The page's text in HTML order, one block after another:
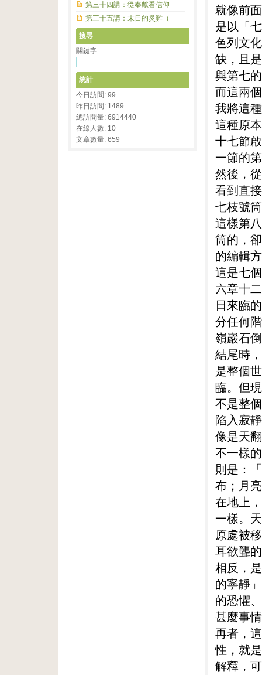
就像前
是以「
色列文
缺，且
與第七
而這兩
我將這
這種原
十七節
一節的
然後，
看到直
七枝號
這樣第
筒的，
的編輯
這是七
六章十
日來臨
分任何
嶺巖石
結尾時
是整個
臨。但
不是整
陷入寂
像是天
不一樣
則是：
布；月
在地上
一樣。
原處被
耳欲聾
相反，
的寧靜
的恐懼
甚麼事
再者，
性，就
解釋，
第三十四講：從奉獻看信仰
第三十五講：末日的災難（
搜尋
關鍵字
統計
今日訪問: 99
昨日訪問: 1489
總訪問量: 6914440
在線人數: 10
文章數量: 659